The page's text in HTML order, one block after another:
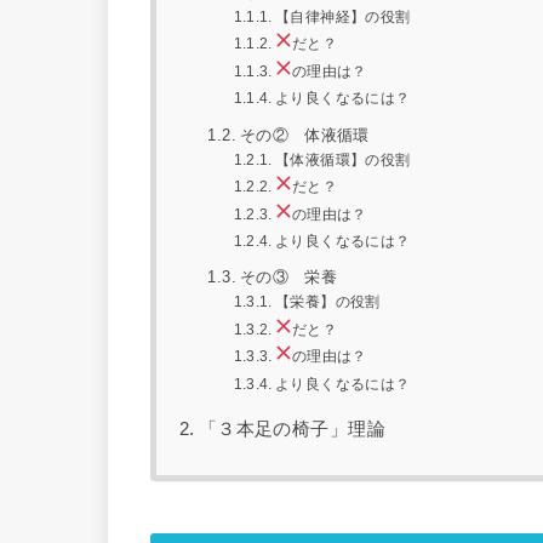
【自律神経】の役割
だと？
の理由は？
より良くなるには？
その② 体液循環
【体液循環】の役割
だと？
の理由は？
より良くなるには？
その③ 栄養
【栄養】の役割
だと？
の理由は？
より良くなるには？
「３本足の椅子」理論